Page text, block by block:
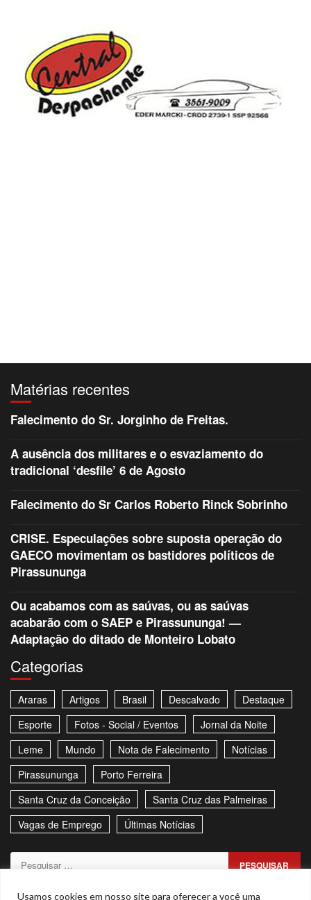
Usamos cookies em nosso site para oferecer a você uma
Matérias recentes
Falecimento do Sr. Jorginho de Freitas.
A ausência dos militares e o esvaziamento do
tradicional ‘desfile’ 6 de Agosto
Falecimento do Sr Carlos Roberto Rinck Sobrinho
CRISE. Especulações sobre suposta operação do
GAECO movimentam os bastidores políticos de
Pirassununga
Ou acabamos com as saúvas, ou as saúvas
acabarão com o SAEP e Pirassununga! —
Adaptação do ditado de Monteiro Lobato
Categorias
Araras Artigos Brasil Descalvado
Destaque
Esporte
Fotos - Social / Eventos
Jornal da Noite
Leme
Mundo Nota de Falecimento
Notícias
Pirassununga
Porto Ferreira
Santa Cruz da Conceição
Santa Cruz das Palmeiras
Vagas de Emprego
Últimas Notícias
Pesquisar